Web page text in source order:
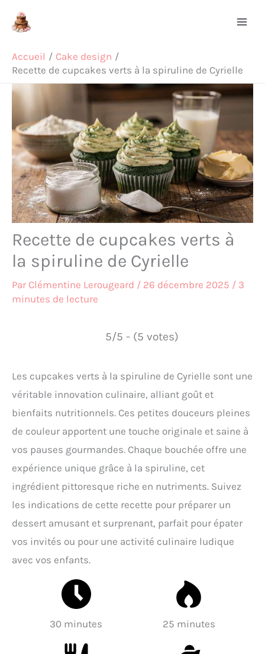
Accueil
Cake design
Recette de cupcakes verts à la spiruline de Cyrielle
Recette de cupcakes verts à
la spiruline de Cyrielle
Par Clémentine Lerougeard / 26 décembre 2025 / 3
minutes de lecture
5/5 - (5 votes)
Les cupcakes verts à la spiruline de Cyrielle sont une
véritable innovation culinaire, alliant goût et
bienfaits nutritionnels. Ces petites douceurs pleines
de couleur apportent une touche originale et saine à
vos pauses gourmandes. Chaque bouchée offre une
expérience unique grâce à la spiruline, cet
ingrédient pittoresque riche en nutriments. Suivez
les indications de cette recette pour préparer un
dessert amusant et surprenant, parfait pour épater
vos invités ou pour une activité culinaire ludique
avec vos enfants.
30 minutes 25 minutes
Rechercher